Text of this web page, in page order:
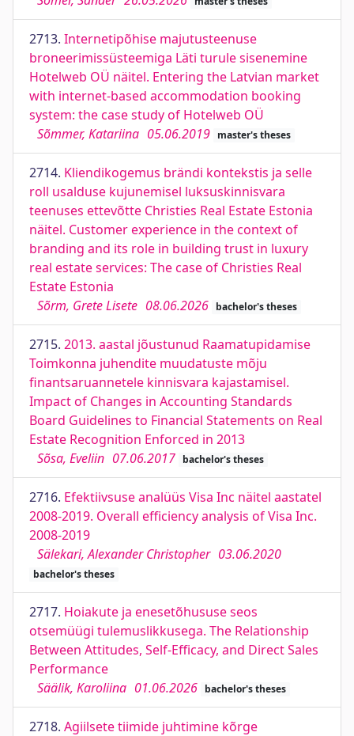
2713. Internetipõhise majutusteenuse
broneerimissüsteemiga Läti turule sisenemine
Hotelweb OÜ näitel. Entering the Latvian market
with internet-based accommodation booking
system: the case study of Hotelweb OÜ
Sõmmer, Katariina 05.06.2019 master's theses
2714. Kliendikogemus brändi kontekstis ja selle
roll usalduse kujunemisel luksuskinnisvara
teenuses ettevõtte Christies Real Estate Estonia
näitel. Customer experience in the context of
branding and its role in building trust in luxury
real estate services: The case of Christies Real
Estate Estonia
Sõrm, Grete Lisete 08.06.2026 bachelor's theses
2715. 2013. aastal jõustunud Raamatupidamise
Toimkonna juhendite muudatuste mõju
finantsaruannetele kinnisvara kajastamisel.
Impact of Changes in Accounting Standards
Board Guidelines to Financial Statements on Real
Estate Recognition Enforced in 2013
Sõsa, Eveliin 07.06.2017 bachelor's theses
2716. Efektiivsuse analüüs Visa Inc näitel aastatel
2008-2019. Overall efficiency analysis of Visa Inc.
2008-2019
Sälekari, Alexander Christopher 03.06.2020
bachelor's theses
2717. Hoiakute ja enesetõhususe seos
otsemüügi tulemuslikkusega. The Relationship
Between Attitudes, Self-Efficacy, and Direct Sales
Performance
Säälik, Karoliina 01.06.2026 bachelor's theses
2718. Agiilsete tiimide juhtimine kõrge